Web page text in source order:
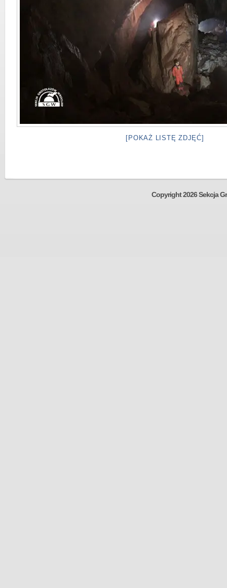
[POKAŻ LISTĘ ZDJĘĆ]
Copyright 2026 Sekcja